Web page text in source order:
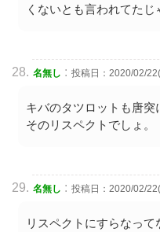
くないとも言われてたじ
名無し : 投稿日：2020/02/
キバのタツロットも唐
そのリスペクトでしょ。
名無し : 投稿日：2020/02/
リスペクトにすらなっ